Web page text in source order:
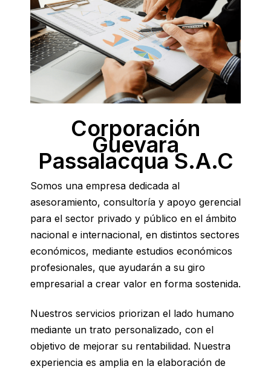
Corporación
Guevara
Passalacqua S.A.C
Somos una empresa dedicada al
asesoramiento, consultoría y apoyo gerencial
para el sector privado y público en el ámbito
nacional e internacional, en distintos sectores
económicos, mediante estudios económicos
profesionales, que ayudarán a su giro
empresarial a crear valor en forma sostenida.
Nuestros servicios priorizan el lado humano
mediante un trato personalizado, con el
objetivo de mejorar su rentabilidad. Nuestra
experiencia es amplia en la elaboración de